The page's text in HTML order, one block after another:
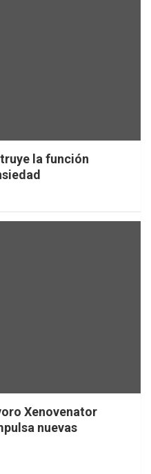
la función
Xenovenator
nuevas